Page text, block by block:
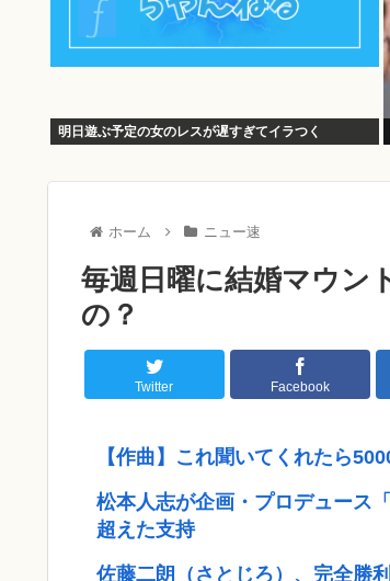
明日遊ぶ予定の女のレスが遅すぎてイラつく
ホーム ニュー速
毎週日曜に結婚マウン
の？
Twitter Facebook
【作曲】これ聞いてくれたら
松本人志が企画・プロデュース
超えた支持
佐藤二朗（さとじろ）、完全勝